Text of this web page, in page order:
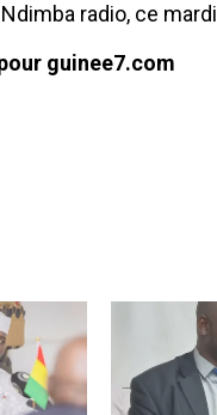
radio, ce
guinee7.com